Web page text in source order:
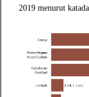
2019 menurut